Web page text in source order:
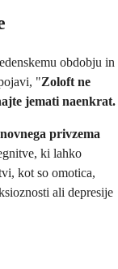
obdobju in
"Zoloft ne
jemati naenkrat.
privzema
ki lahko
kot so omotica,
ali depresije